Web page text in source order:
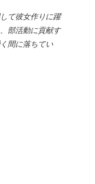
て彼女作りに躍
部活動に貢献す
間に落ちてい